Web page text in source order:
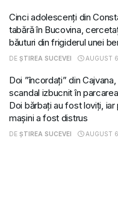
Cinci adolescenți din
tabără în Bucovina,
băuturi din frigiderul unei
DE ȘTIREA SUCEVEI AUGUST
Doi ”încordați” din
scandal izbucnit în
Doi bărbați au fost loviți, iar
mașini a fost distrus
DE ȘTIREA SUCEVEI AUGUST